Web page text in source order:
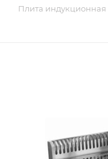
Плита